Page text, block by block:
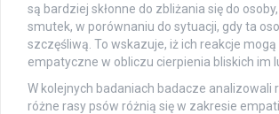
są bardziej skłonne do zbliżania się do
smutek, w porównaniu do sytuacji, gdy ta
szczęśliwą. To wskazuje, iż ich reakcje
empatyczne w obliczu cierpienia bliskich im
W kolejnych badaniach badacze analizowali
różne rasy psów różnią się w zakresie